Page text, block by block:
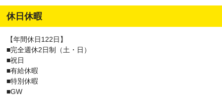
休日休暇
【年間休日122日】
■完全週休2日制（土・日）
■祝日
■有給休暇
■特別休暇
■GW